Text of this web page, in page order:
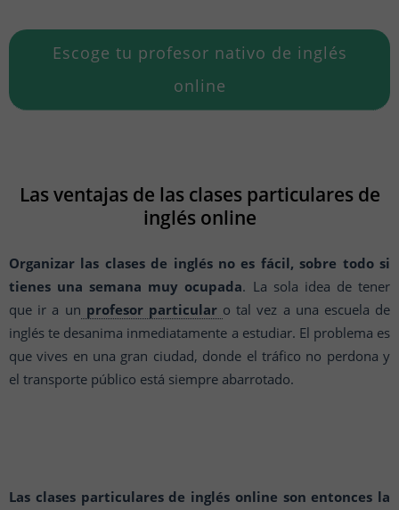
Escoge tu profesor nativo de inglés
online
Las ventajas de las clases particulares de
inglés online
Organizar las clases de inglés no es fácil, sobre todo si
tienes una semana muy ocupada. La sola idea de tener
que ir a un profesor particular o tal vez a una escuela de
inglés te desanima inmediatamente a estudiar. El problema es
que vives en una gran ciudad, donde el tráfico no perdona y
el transporte público está siempre abarrotado.
Las clases particulares de inglés online son entonces la